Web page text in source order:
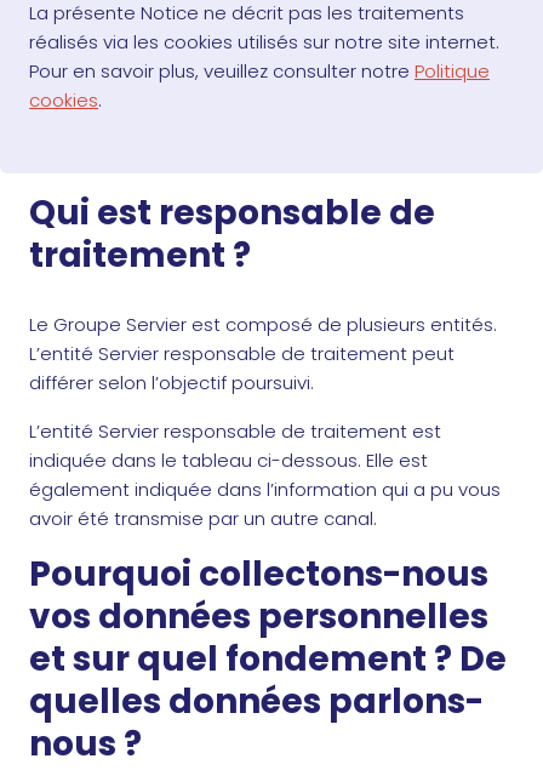
La présente Notice ne décrit pas les traitements
réalisés via les cookies utilisés sur notre site internet.
Pour en savoir plus, veuillez consulter notre Politique
cookies.
Qui est responsable de
traitement ?
Le Groupe Servier est composé de plusieurs entités.
L’entité Servier responsable de traitement peut
différer selon l’objectif poursuivi.
L’entité Servier responsable de traitement est
indiquée dans le tableau ci-dessous. Elle est
également indiquée dans l’information qui a pu vous
avoir été transmise par un autre canal.
Pourquoi collectons-nous
vos données personnelles
et sur quel fondement ? De
quelles données parlons-
nous ?